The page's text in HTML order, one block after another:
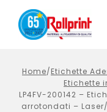
Salta
contenuto
Home/Etichette
Etichette
LP4FV-200142 –
arrotondati –